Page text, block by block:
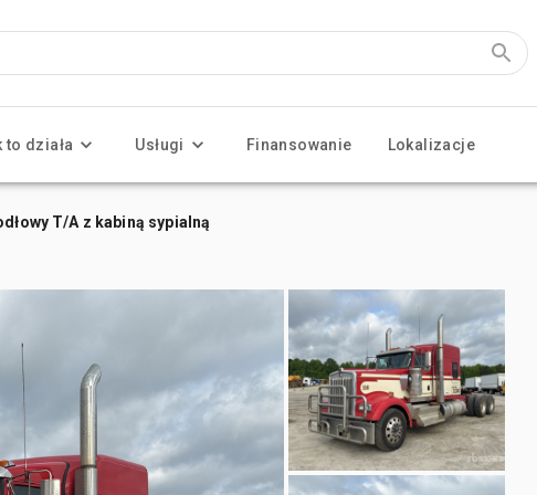
to działa Usługi Finansowanie Lokalizacje
T/A z kabiną sypialną